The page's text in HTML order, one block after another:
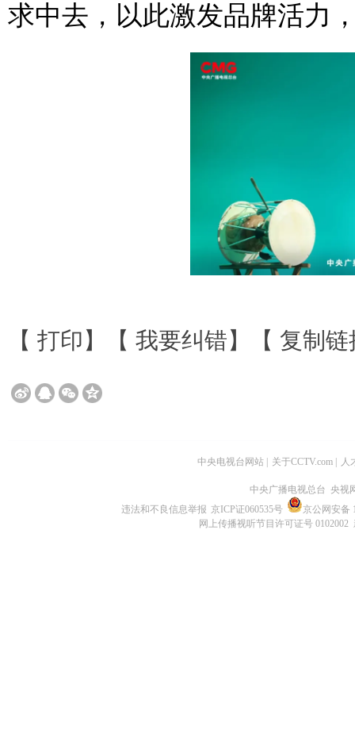
求中去，以此激发品牌活力
【 打印 】【 我要纠错】【 复制链
中央电视台网站 关于CCTV.com 人
中央广播电视总台 央视
违法和不良信息举报 京ICP证060535号
京公网安备
网上传播视听节目许可证号 0102002